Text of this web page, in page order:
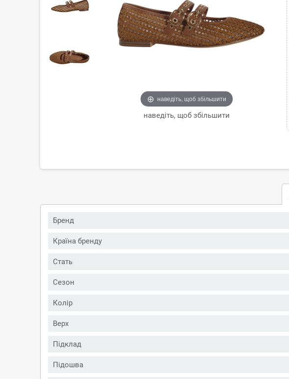
наведіть, щоб збільшити
наведіть, щоб збільшити
Бренд
Країна бренду
Стать
Сезон
Колір
Верх
Підклад
Підошва